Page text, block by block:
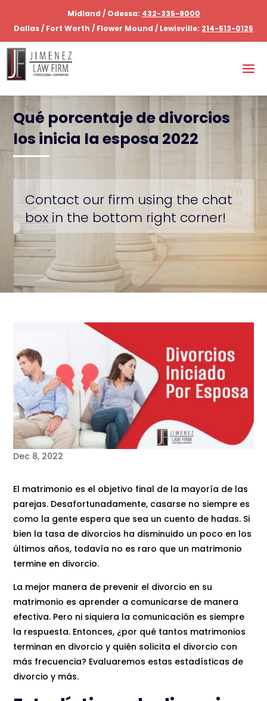
Midland / Odessa: 432-335-9000
Dallas / Fort Worth / Flower Mound / Lewisville: 214-513-0125
Qué porcentaje de divorcios
los inicia la esposa 2022
Contact our firm using the chat
box in the bottom right corner!
Dec 8, 2022
El matrimonio es el objetivo final de la mayoría de las
parejas. Desafortunadamente, casarse no siempre es
como la gente espera que sea un cuento de hadas. Si
bien la tasa de divorcios ha disminuido un poco en los
últimos años, todavía no es raro que un matrimonio
termine en divorcio.
La mejor manera de prevenir el divorcio en su
matrimonio es aprender a comunicarse de manera
efectiva. Pero ni siquiera la comunicación es siempre
la respuesta. Entonces, ¿por qué tantos matrimonios
terminan en divorcio y quién solicita el divorcio con
más frecuencia? Evaluaremos estas estadísticas de
divorcio y más.